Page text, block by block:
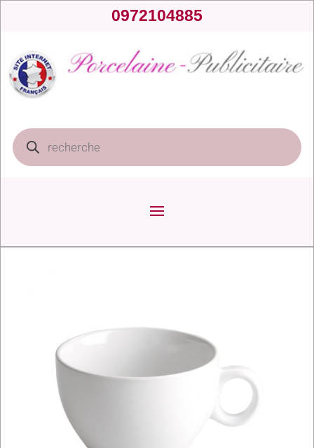
0972104885
Recherche
de
produits